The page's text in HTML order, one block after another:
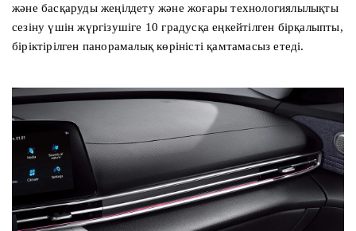
және басқаруды жеңілдету және жоғары технологиялылықты
сезіну үшін жүргізушіге 10 градусқа еңкейтілген бірқалыпты,
біріктірілген панорамалық көріністі қамтамасыз етеді.